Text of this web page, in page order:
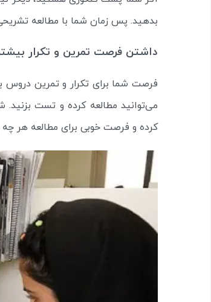
بدهید. پس زمان شما با مطالعه
داشتن فرصت تمرین و تکرار
فرصت شما برای تکرار و تمرین دروس
می‌توانید مطالعه کرده و تست
کرده و فرصت خوبی برای مطالعه هر